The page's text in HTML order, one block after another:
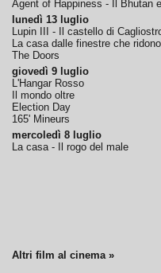
Agent of Happiness - Il Bhutan
lunedì 13 luglio
Lupin III - Il castello di
La casa dalle finestre che ridono
The Doors
giovedì 9 luglio
L'Hangar Rosso
Il mondo oltre
Election Day
165' Mineurs
mercoledì 8 luglio
La casa - Il rogo del male
Altri film al cinema »